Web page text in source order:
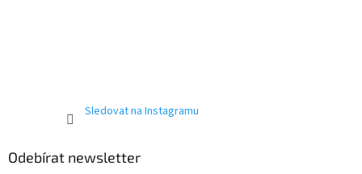
Sledovat na Instagramu
Odebírat newsletter